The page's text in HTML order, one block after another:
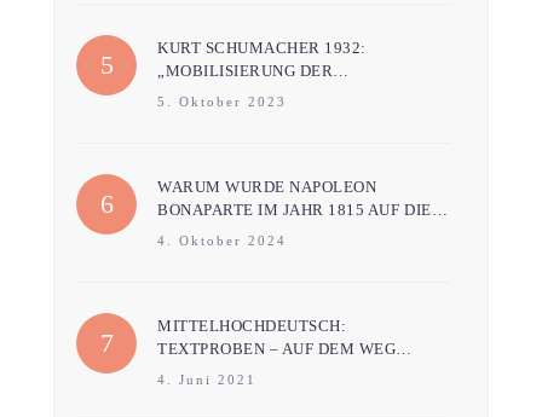
KURT SCHUMACHER 1932:
„MOBILISIERUNG DER…
5. Oktober 2023
WARUM WURDE NAPOLEON
BONAPARTE IM JAHR 1815 AUF DIE…
4. Oktober 2024
MITTELHOCHDEUTSCH:
TEXTPROBEN – AUF DEM WEG…
4. Juni 2021